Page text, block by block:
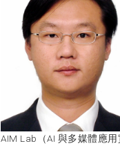
AIM Lab（AI 與多媒體應用